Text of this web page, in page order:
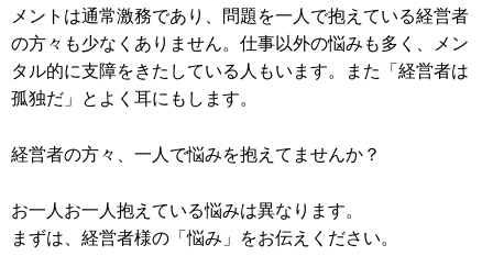
メントは通常激務であり、問題を一人で抱えている経営者
の方々も少なくありません。仕事以外の悩みも多く、メン
タル的に支障をきたしている人もいます。また「経営者は
孤独だ」とよく耳にもします。
経営者の方々、一人で悩みを抱えてませんか？
お一人お一人抱えている悩みは異なります。
まずは、経営者様の「悩み」をお伝えください。